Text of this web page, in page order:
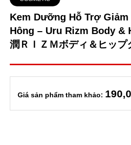
Kem Dưỡng Hỗ Trợ Giảm
Hông – Uru Rizm Body &
潤ＲＩＺＭボディ＆ヒップ
Giá sản phẩm tham khảo: 190